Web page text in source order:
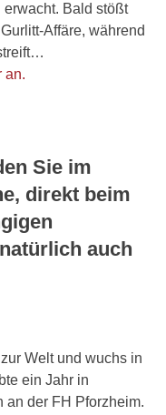
Bald stößt
Affäre, während
an.
Sie im
direkt beim
auch
Welt und wuchs in
ein Jahr in
an der FH Pforzheim.